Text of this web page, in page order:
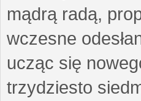
mądrą radą,
wczesne
ucząc się
trzydziesto